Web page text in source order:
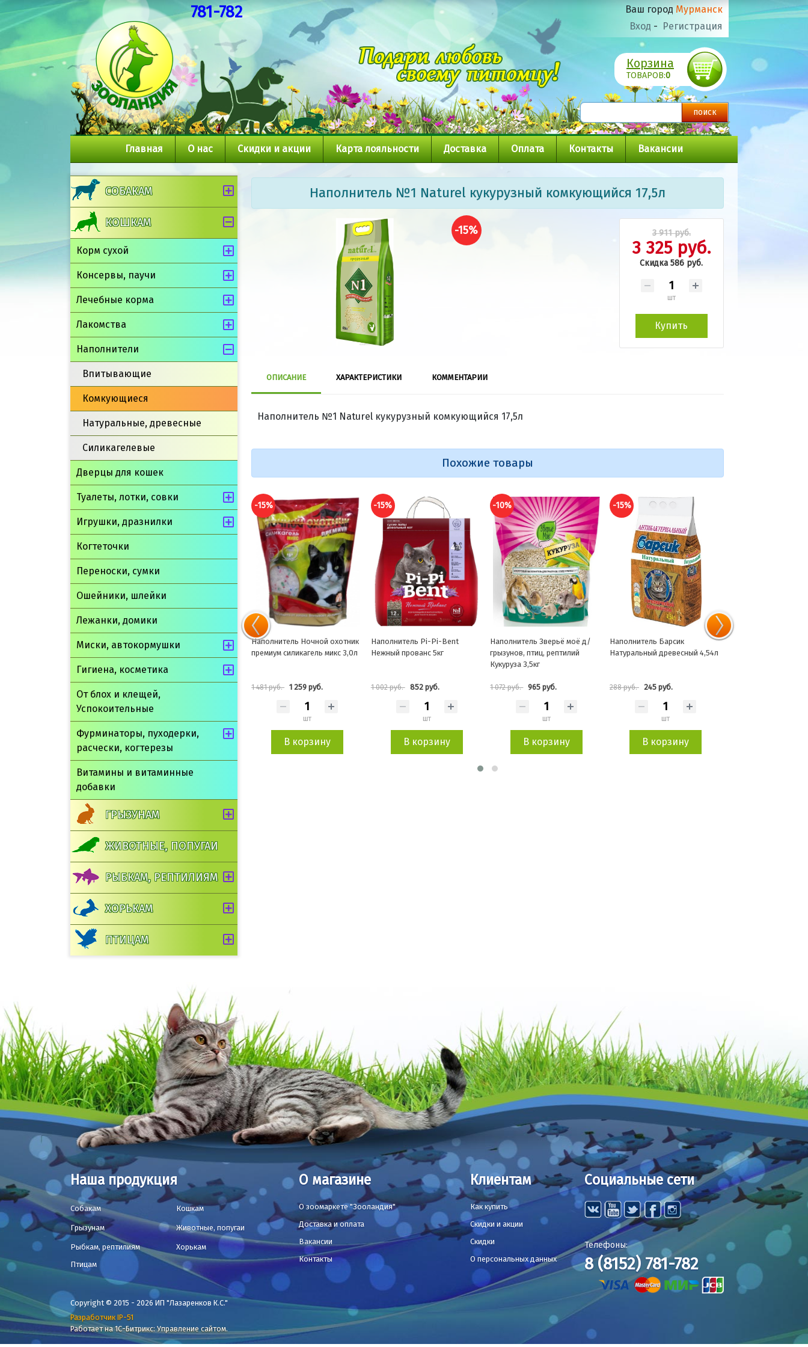
781-782 Ваш город Мурманск
Вход - Регистрация
Корзина
ТОВАРОВ:0
Главная О нас Скидки и акции Карта лояльности Доставка Оплата Контакты Вакансии
СОБАКАМ
КОШКАМ
Корм сухой
Консервы, паучи
Лечебные корма
Лакомства
Наполнители
Впитывающие
Комкующиеся
Натуральные, древесные
Силикагелевые
Дверцы для кошек
Туалеты, лотки, совки
Игрушки, дразнилки
Когтеточки
Переноски, сумки
Ошейники, шлейки
Лежанки, домики
Миски, автокормушки
Гигиена, косметика
От блох и клещей,
Успокоительные
Фурминаторы, пуходерки,
расчески, когтерезы
Витамины и витаминные
добавки
ГРЫЗУНАМ
ЖИВОТНЫЕ, ПОПУГАИ
РЫБКАМ, РЕПТИЛИЯМ
ХОРЬКАМ
ПТИЦАМ
Наполнитель №1 Naturel кукурузный комкующийся 17,5л
-15% 3 911 руб.
3 325 руб.
Скидка 586 руб.
шт
Купить
ОПИСАНИЕ ХАРАКТЕРИСТИКИ КОММЕНТАРИИ
Наполнитель №1 Naturel кукурузный комкующийся 17,5л
Похожие товары
-15%
Наполнитель PrettyCat
комкующийся Супер белый 10кг
В корзину
-15%
Наполнитель Ночной охотник
премиум силикагель микс 3,0л
1 481 руб. 1 259 руб.
шт
В корзину
-15%
Наполнитель Pi-Pi-Bent
Нежный прованс 5кг
1 002 руб. 852 руб.
шт
В корзину
-10%
Наполнитель Зверьё моё д/
грызунов, птиц, рептилий
Кукуруза 3,5кг
1 072 руб. 965 руб.
шт
В корзину
-15%
Наполнитель Барсик
Натуральный древесный 4,54л
288 руб. 245 руб.
шт
В корзину
Наша продукция
Собакам Кошкам
Грызунам Животные, попугаи
Рыбкам, рептилиям
Хорькам
Птицам
О магазине
О зоомаркете "Зооландия"
Доставка и оплата
Вакансии
Контакты
Клиентам
Как купить
Скидки и акции
Скидки
О персональных данных
Социальные сети
Телефоны:
8 (8152) 781-782
Copyright © 2015 - 2026 ИП "Лазаренков К.С."
Разработчик IP-51
Работает на 1С-Битрикс: Управление сайтом.